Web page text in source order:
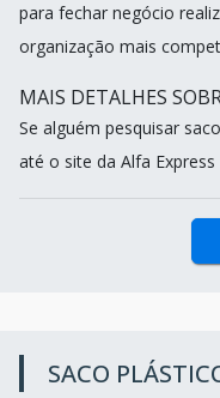
para fechar negócio
organização mais
MAIS DETALHES
Se alguém pesquisar
até o site da Alfa
SACO